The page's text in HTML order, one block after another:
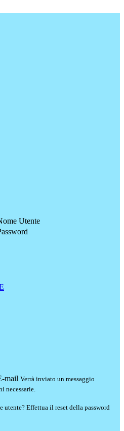
Utente
mail Verrà inviato un messaggio
necessarie.
utente? Effettua il reset della password